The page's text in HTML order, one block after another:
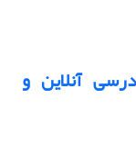
آنلاین و